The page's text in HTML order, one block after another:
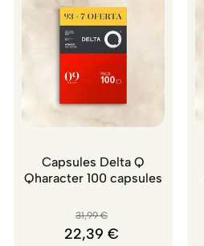
Capsules Delta Q
Qharacter 100 capsules
31,99 €
22,39 €